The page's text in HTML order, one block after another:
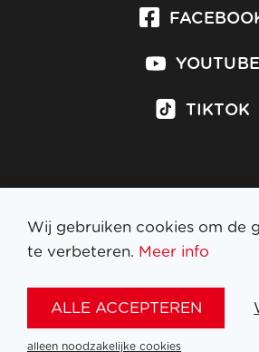
YOUTUBE
TIKTOK
Inschrijven op
Wij gebruiken cookies om de
te verbeteren. Meer info
ALLE ACCEPTEREN
alleen noodzakelijke cookies